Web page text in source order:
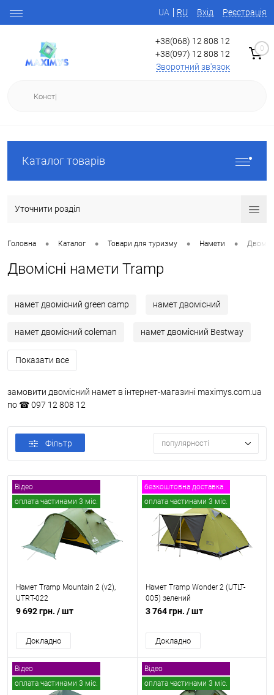
UA RU Вхід Реєстрація
+38(068) 12 808 12
+38(097) 12 808 12
Зворотний зв'язок
0
Каталог товарів
Уточнити розділ
Головна • Каталог • Товари для туризму • Намети •
Двомісні намети Tramp
намет двомісний green camp намет двомісний
намет двомісний coleman намет двомісний Bestway
Показати все
замовити двомісний намет в інтернет-магазині maximys.com.ua
по ☎ 097 12 808 12
Фільтр популярності
Відео
оплата частинами 3 міс.
безкоштовна доставка
Намет Tramp Mountain 2 (v2),
UTRT-022
9 692 грн. / шт
Докладно
безкоштовна доставка
оплата частинами 3 міс.
Намет Tramp Wonder 2 (UTLT-
005) зелений
3 764 грн. / шт
Докладно
Відео
оплата частинами 3 міс.
Відео
оплата частинами 3 міс.